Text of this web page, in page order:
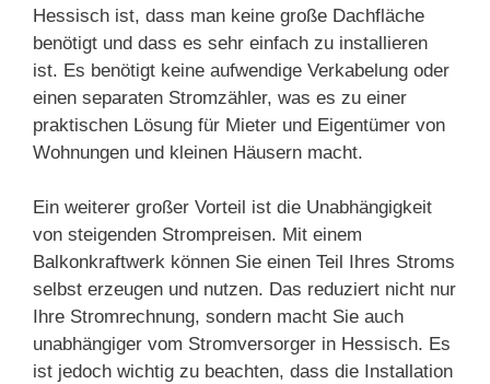
Hessisch ist, dass man keine große Dachfläche
benötigt und dass es sehr einfach zu installieren
ist. Es benötigt keine aufwendige Verkabelung oder
einen separaten Stromzähler, was es zu einer
praktischen Lösung für Mieter und Eigentümer von
Wohnungen und kleinen Häusern macht.
Ein weiterer großer Vorteil ist die Unabhängigkeit
von steigenden Strompreisen. Mit einem
Balkonkraftwerk können Sie einen Teil Ihres Stroms
selbst erzeugen und nutzen. Das reduziert nicht nur
Ihre Stromrechnung, sondern macht Sie auch
unabhängiger vom Stromversorger in Hessisch. Es
ist jedoch wichtig zu beachten, dass die Installation